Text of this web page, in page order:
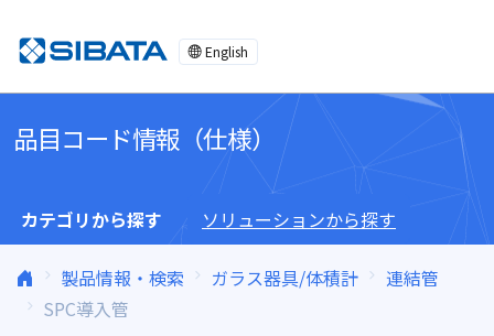
English
品目コード情報（仕様）
カテゴリから探す ソリューションから探す
製品情報・検索 ガラス器具/体積計
連結管
SPC導入管